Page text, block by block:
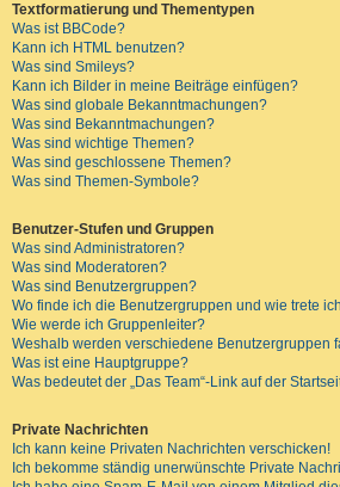
Textformatierung und Thementypen
Was ist BBCode?
Kann ich HTML benutzen?
Was sind Smileys?
Kann ich Bilder in meine Beiträge einfügen?
Was sind globale Bekanntmachungen?
Was sind Bekanntmachungen?
Was sind wichtige Themen?
Was sind geschlossene Themen?
Was sind Themen-Symbole?
Benutzer-Stufen und Gruppen
Was sind Administratoren?
Was sind Moderatoren?
Was sind Benutzergruppen?
Wo finde ich die Benutzergruppen und wie trete
Wie werde ich Gruppenleiter?
Weshalb werden verschiedene Benutzergruppen
Was ist eine Hauptgruppe?
Was bedeutet der „Das Team“-Link auf der
Private Nachrichten
Ich kann keine Privaten Nachrichten verschicken!
Ich bekomme ständig unerwünschte Private